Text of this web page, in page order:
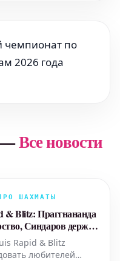
чемпионат по
2026 года
Все новости
ШАХМАТЫ
& Blitz: Праггнананда
Синдаров держит
Rapid & Blitz
любителей